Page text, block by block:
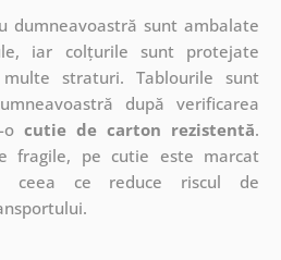
dumneavoastră sunt ambalate
iar colțurile sunt protejate
multe straturi.Tablourile sunt
după verificarea
cutie de carton rezistentă.
fragile, pe cutie este marcat
ceea ce reduce riscul de